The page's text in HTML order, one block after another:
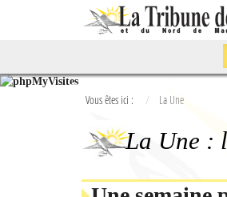
Vous êtes ici : La Une
La Une :